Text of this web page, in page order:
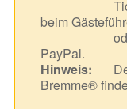
beim
PayPal.
Hinweis:
Bremme®